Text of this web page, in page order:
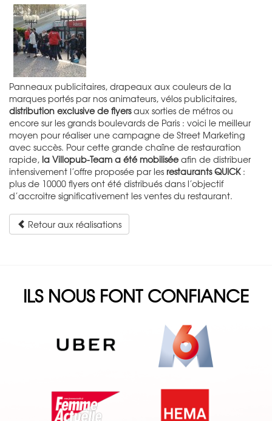
Panneaux publicitaires, drapeaux aux couleurs de la
marques portés par nos animateurs, vélos publicitaires,
distribution exclusive de flyersaux sorties de métros ou
encore sur les grands boulevards de Paris : voici le meilleur
moyen pour réaliser une campagne de Street Marketing
avec succès. Pour cette grande chaîne de restauration
rapide, la Villopub-Team a été mobilisée afin de distribuer
intensivement l’offre proposée par les restaurants QUICK:
plus de 10000 flyers ont été distribués dans l’objectif
d’accroitre significativement les ventes du restaurant.
Retour aux réalisations
ILS NOUS FONT CONFIANCE